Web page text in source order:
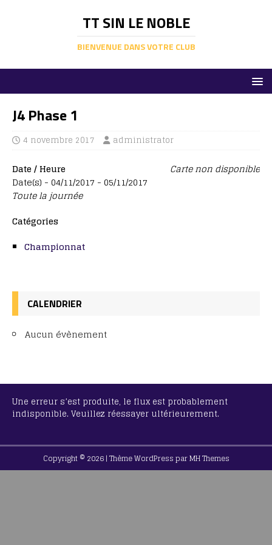
TT SIN LE NOBLE
BIENVENUE DANS VOTRE CLUB
J4 Phase 1
4 novembre 2017 administrator
Carte non disponible
Date / Heure
Date(s) - 04/11/2017 - 05/11/2017
Toute la journée
Catégories
Championnat
CALENDRIER
Aucun évènement
Une erreur s’est produite, le flux est probablement
indisponible. Veuillez réessayer ultérieurement.
Copyright © 2026 | Thème WordPress parMH Themes